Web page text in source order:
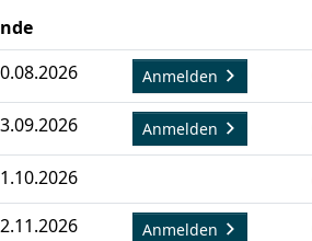
Anmelden
Anmelden
Anmelden